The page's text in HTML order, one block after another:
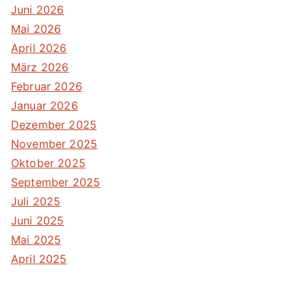
Juni 2026
Mai 2026
April 2026
März 2026
Februar 2026
Januar 2026
Dezember 2025
November 2025
Oktober 2025
September 2025
Juli 2025
Juni 2025
Mai 2025
April 2025